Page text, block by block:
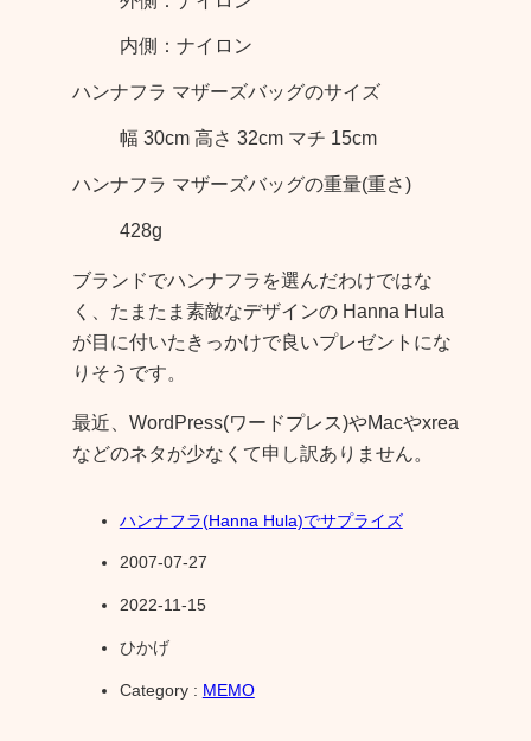
内側：ナイロン
ハンナフラ マザーズバッグのサイズ
幅 30cm 高さ 32cm マチ 15cm
ハンナフラ マザーズバッグの重量(重さ)
428g
ブランドでハンナフラを選んだわけではな
く、たまたま素敵なデザインの Hanna Hula
が目に付いたきっかけで良いプレゼントにな
りそうです。
最近、WordPress(ワードプレス)やMacやxrea
などのネタが少なくて申し訳ありません。
ハンナフラ(Hanna Hula)でサプライズ
2007-07-27
2022-11-15
ひかげ
Category : MEMO